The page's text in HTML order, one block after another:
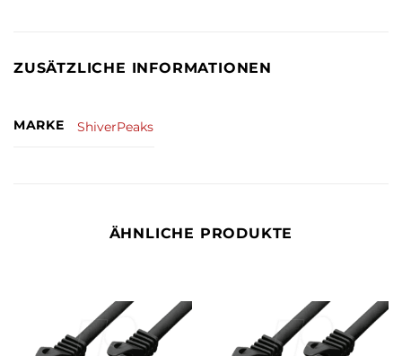
ZUSÄTZLICHE INFORMATIONEN
MARKE ShiverPeaks
ÄHNLICHE PRODUKTE